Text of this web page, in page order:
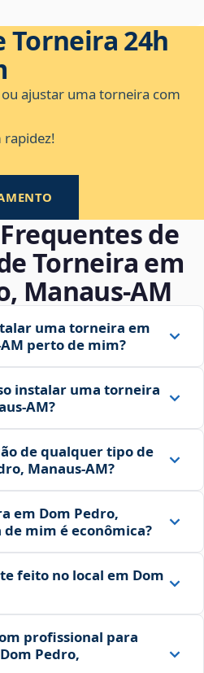
Torneira 24h
ajustar uma torneira com
rapidez!
de
Torneira em
Manaus‑AM
uma torneira em
perto de mim?
instalar uma torneira
de qualquer tipo de
Manaus‑AM?
em Dom Pedro,
mim é econômica?
feito no local em Dom
profissional para
Pedro,